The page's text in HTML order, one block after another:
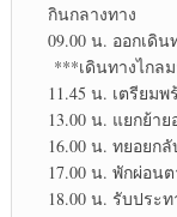
กินกลางทาง​
09.00 น. ออกเดิ
***เดินทางไกล
11.45 น. เตรียม
13.00 น. แยกย้า
16.00 น. ทยอยก
17.00 น. พักผ่อน​
18.00 น. รับประ